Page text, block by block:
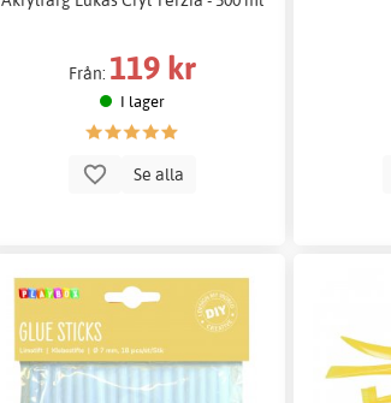
Från: 119 kr
I lager
Se alla